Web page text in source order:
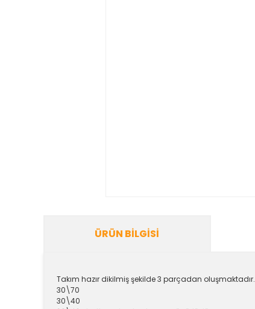
ÜRÜN BILGISI
Takım hazır dikilmiş şekilde 3 parçadan oluşmaktadır.
30\70
30\40